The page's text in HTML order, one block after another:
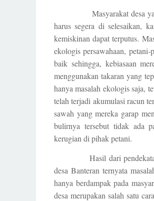
Masyarakat desa
harus segera di selesaikan,
kemiskinan dapat terputus.
ekologis persawahaan,
baik sehingga, kebiasaan
menggunakan takaran yang
hanya masalah ekologis saja,
telah terjadi akumulasi racun
sawah yang mereka garap
bulirnya tersebut tidak ada
kerugian di pihak petani.
Hasil dari
desa Banteran ternyata
hanya berdampak pada
desa merupakan salah satu